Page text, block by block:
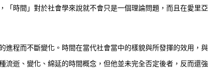
時間」對於社會學來說就不會只是一個理論問題，而且在愛里亞
程而不斷變化。時間在當代社會當中的樣貌與所發揮的效用，與
逝、變化、綿延的時間概念，但他並未完全否定後者，反而還強